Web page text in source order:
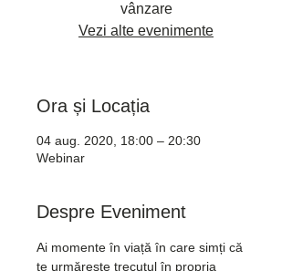
vânzare
Vezi alte evenimente
Ora și Locația
04 aug. 2020, 18:00 – 20:30
Webinar
Despre Eveniment
Ai momente în viață în care simți că
te urmăreşte trecutul în propria